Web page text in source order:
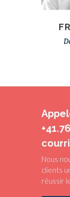
Nous
clients
réussir